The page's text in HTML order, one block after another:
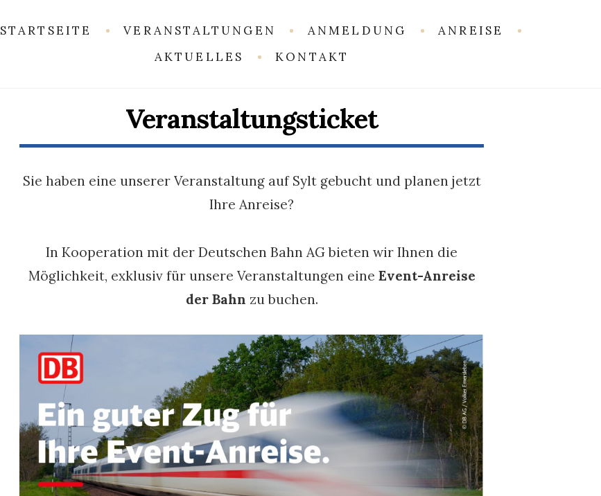
STARTSEITE VERANSTALTUNGEN ANMELDUNG
ANREISE
AKTUELLES
KONTAKT
Veranstaltungsticket
Sie haben eine unserer Veranstaltung auf Sylt gebucht und planen jetzt
Ihre Anreise?
In Kooperation mit der Deutschen Bahn AG bieten wir Ihnen die
Möglichkeit, exklusiv für unsere Veranstaltungen eine Event-Anreise
der Bahn zu buchen.